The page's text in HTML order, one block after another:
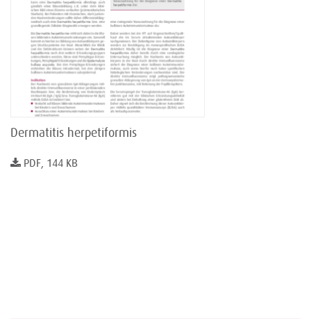
Dermatitis herpetiformis
PDF, 144 KB